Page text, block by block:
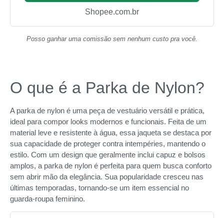
Shopee.com.br
Posso ganhar uma comissão sem nenhum custo pra você.
O que é a Parka de Nylon?
A parka de nylon é uma peça de vestuário versátil e prática,
ideal para compor looks modernos e funcionais. Feita de um
material leve e resistente à água, essa jaqueta se destaca por
sua capacidade de proteger contra intempéries, mantendo o
estilo. Com um design que geralmente inclui capuz e bolsos
amplos, a parka de nylon é perfeita para quem busca conforto
sem abrir mão da elegância. Sua popularidade cresceu nas
últimas temporadas, tornando-se um item essencial no
guarda-roupa feminino.